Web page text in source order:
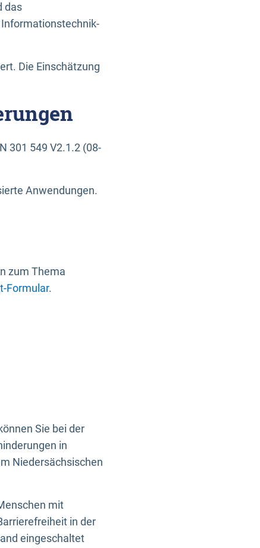
das
Die Einschätzung
301 549 V2.1.2 (08-
Anwendungen.
zum Thema
Formular.
Sie bei der
in
Niedersächsischen
mit
in der
eingeschaltet